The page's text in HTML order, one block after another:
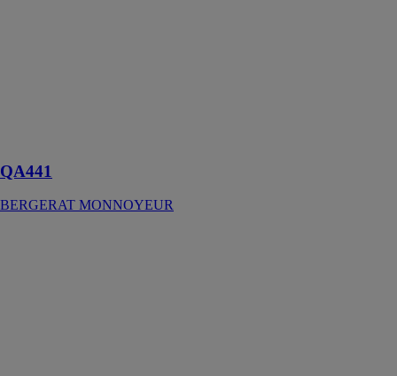
QA441
BERGERAT MONNOYEUR